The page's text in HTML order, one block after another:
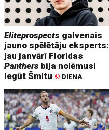
Eliteprospects galvenais
jauno spēlētāju eksperts:
jau janvārī Floridas
Panthers bija nolēmusi
iegūt Šmitu © DIENA